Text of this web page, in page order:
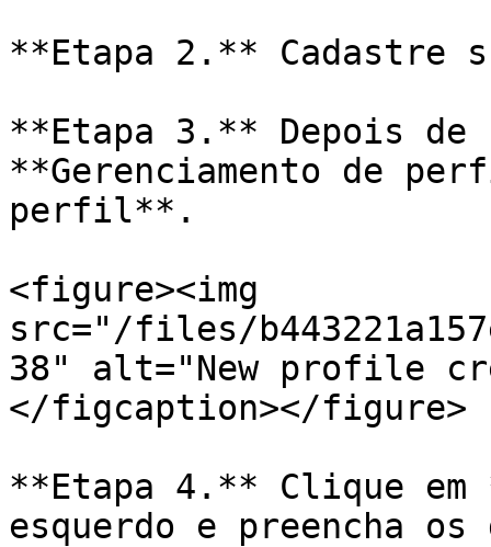
**Etapa 2.** Cadastre
**Etapa 3.** Depois
**Gerenciamento de
perfil**.
<figure><img
src="/files/
38" alt="New profile
</figcaption></figure>
**Etapa 4.** Clique em
esquerdo e preencha